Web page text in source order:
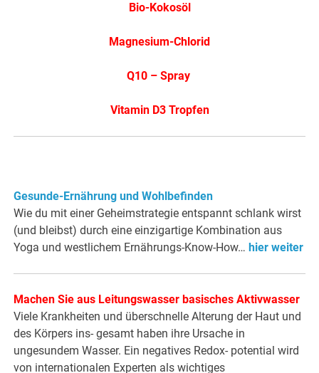
Bio-Kokosöl
Magnesium-Chlorid
Q10 – Spray
Vitamin D3 Tropfen
Gesunde-Ernährung und Wohlbefinden
Wie du mit einer Geheimstrategie entspannt schlank wirst
(und bleibst) durch eine einzigartige Kombination aus
Yoga und westlichem Ernährungs-Know-How… hier weiter
Machen Sie aus Leitungswasser basisches Aktivwasser
Viele Krankheiten und überschnelle Alterung der Haut und
des Körpers ins- gesamt haben ihre Ursache in
ungesundem Wasser. Ein negatives Redox- potential wird
von internationalen Experten als wichtiges